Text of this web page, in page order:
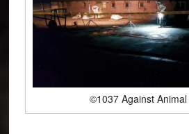
©1037 Against